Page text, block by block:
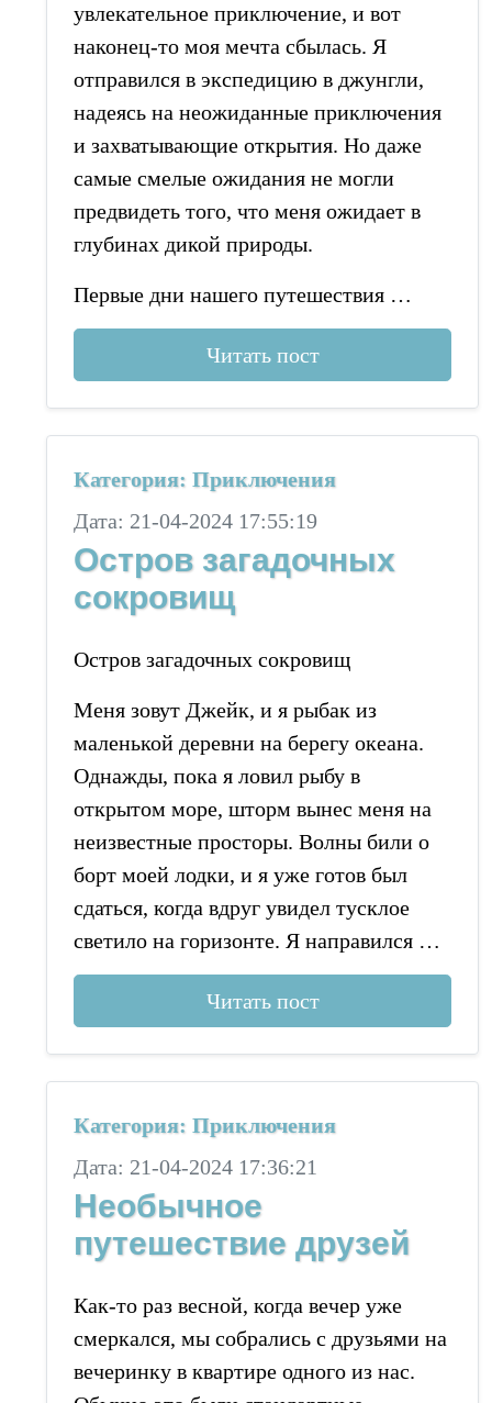
увлекательное приключение, и вот
наконец-то моя мечта сбылась. Я
отправился в экспедицию в джунгли,
надеясь на неожиданные приключения
и захватывающие открытия. Но даже
самые смелые ожидания не могли
предвидеть того, что меня ожидает в
глубинах дикой природы.
Первые дни нашего путешествия …
Читать пост
Категория: Приключения
Дата: 21-04-2024 17:55:19
Остров загадочных
сокровищ
Остров загадочных сокровищ
Меня зовут Джейк, и я рыбак из
маленькой деревни на берегу океана.
Однажды, пока я ловил рыбу в
открытом море, шторм вынес меня на
неизвестные просторы. Волны били о
борт моей лодки, и я уже готов был
сдаться, когда вдруг увидел тусклое
светило на горизонте. Я направился …
Читать пост
Категория: Приключения
Дата: 21-04-2024 17:36:21
Необычное
путешествие друзей
Как-то раз весной, когда вечер уже
смеркался, мы собрались с друзьями на
вечеринку в квартире одного из нас.